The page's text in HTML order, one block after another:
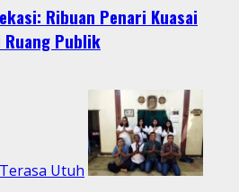
Ribuan Penari Kuasai
Ruang Publik
Utuh